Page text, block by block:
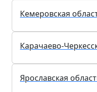
Кемеровская
Карачаево-
Ярославская